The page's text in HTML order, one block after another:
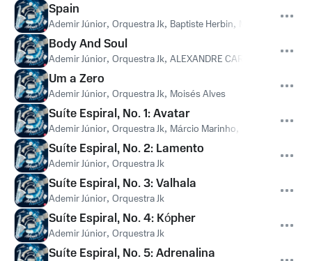
Spain
Ademir Júnior, Orquestra Jk, Baptiste Herbin,
Body And Soul
Ademir Júnior, Orquestra Jk, ALEXANDRE CARVALHO
Um a Zero
Ademir Júnior, Orquestra Jk, Moisés Alves
Suíte Espiral, No. 1: Avatar
Ademir Júnior, Orquestra Jk, Márcio Marinho,
Suíte Espiral, No. 2: Lamento
Ademir Júnior, Orquestra Jk
Suíte Espiral, No. 3: Valhala
Ademir Júnior, Orquestra Jk
Suíte Espiral, No. 4: Kópher
Ademir Júnior, Orquestra Jk
Suíte Espiral, No. 5: Adrenalina